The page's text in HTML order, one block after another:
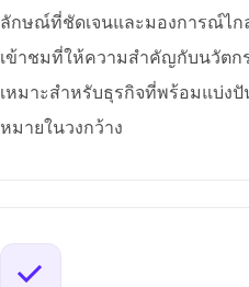
ลักษณ์ที่ชัดเจนและมองการณ์ไก
เข้าชมที่ให้ความสำคัญกับนวัตก
เหมาะสำหรับธุรกิจที่พร้อมแบ่ง
หมายในวงกว้าง